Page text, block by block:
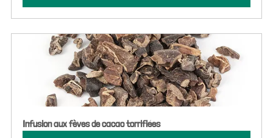
Infusion aux fèves de cacao torrifiées